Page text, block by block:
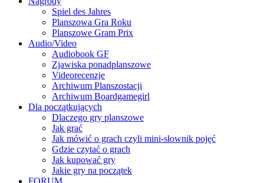
Spiel des Jahres
Planszowa Gra Roku
Planszowe Gram Prix
Audio/Video
Audiobook GF
Zjawiska ponadplanszowe
Videorecenzje
Archiwum Planszostacji
Archiwum Boardgamegirl
Dla początkujących
Dlaczego gry planszowe
Jak grać
Jak mówić o grach czyli mini-słownik pojęć
Gdzie czytać o grach
Jak kupować gry
Jakie gry na początek
FORUM